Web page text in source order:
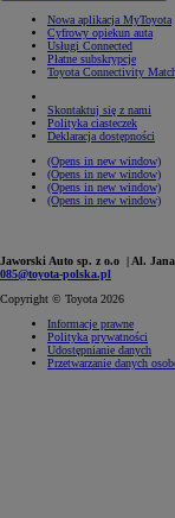
Nowa aplikacja MyToyota
Cyfrowy opiekun auta
Usługi Connected
Płatne subskrypcje
Toyota Connectivity
Skontaktuj się z nami
Polityka ciasteczek
Deklaracja dostępności
(Opens in new window)
(Opens in new window)
(Opens in new window)
(Opens in new window)
Jaworski Auto sp. z o.o | Al.
085@toyota-polska.pl
Copyright © Toyota 2026
Informacje prawne
Polityka prywatności
Udostępnianie danych
Przetwarzanie danych